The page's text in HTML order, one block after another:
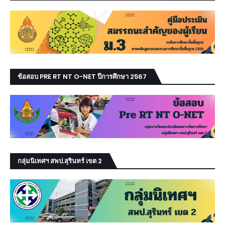
ข้อสอบ PRE RT NT O-NET ปีการศึกษา 2567
กลุ่มนิเทศฯ สพป.สุรินทร์ เขต 2